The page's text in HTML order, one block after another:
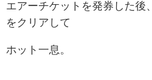
エアーチケットを発券した後、
をクリアして
ホット一息。